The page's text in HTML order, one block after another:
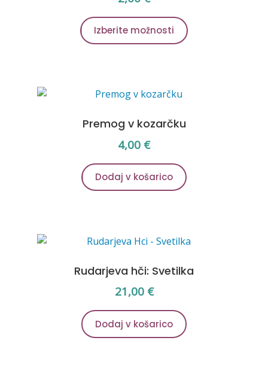
Izberite možnosti
izdelek
Premog v kozarčku
4,00 €
Dodaj v košarico
Rudarjeva hči: Svetilka
21,00 €
Dodaj v košarico